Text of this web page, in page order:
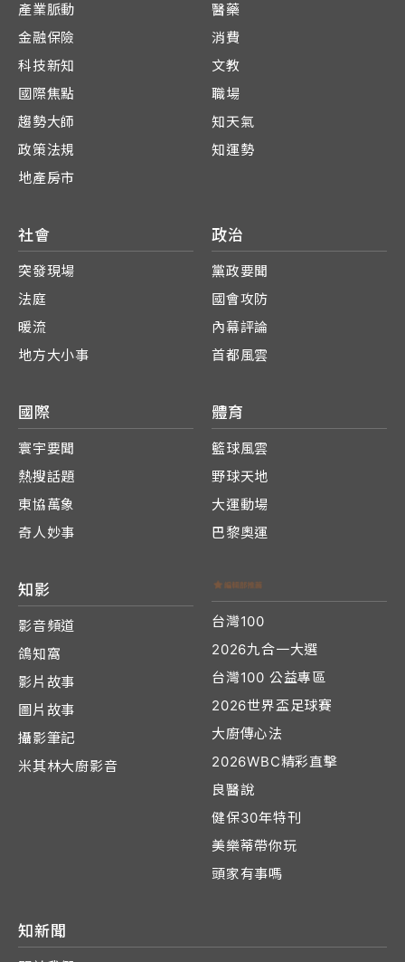
產業脈動
金融保險
科技新知
國際焦點
趨勢大師
政策法規
地產房市
醫藥
消費
文教
職場
知天氣
知運勢
社會
突發現場
法庭
暖流
地方大小事
政治
黨政要聞
國會攻防
內幕評論
首都風雲
國際
寰宇要聞
熱搜話題
東協萬象
奇人妙事
體育
籃球風雲
野球天地
大運動場
巴黎奧運
知影
影音頻道
鴿知窩
影片故事
圖片故事
攝影筆記
米其林大廚影音
台灣100
2026九合一大選
台灣100 公益專區
2026世界盃足球賽
大廚傳心法
2026WBC精彩直擊
良醫說
健保30年特刊
美樂蒂帶你玩
頭家有事嗎
知新聞